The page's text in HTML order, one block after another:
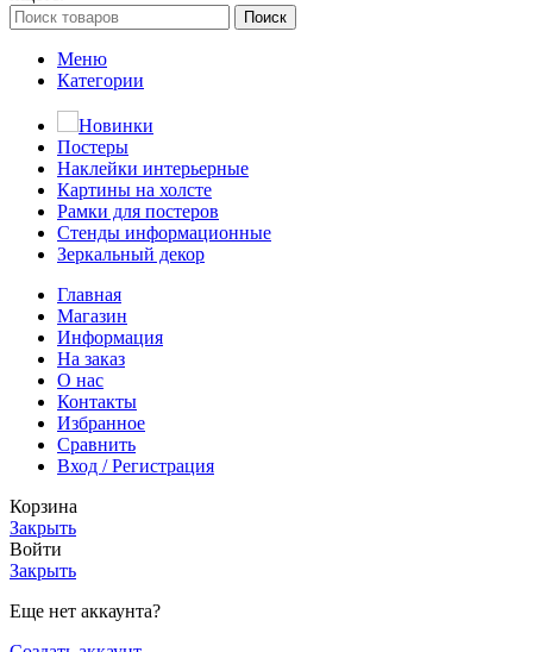
Поиск
Меню
Категории
Новинки
Постеры
Наклейки интерьерные
Картины на холсте
Рамки для постеров
Стенды информационные
Зеркальный декор
Главная
Магазин
Информация
На заказ
О нас
Контакты
Избранное
Сравнить
Вход / Регистрация
Корзина
Закрыть
Войти
Закрыть
Еще нет аккаунта?